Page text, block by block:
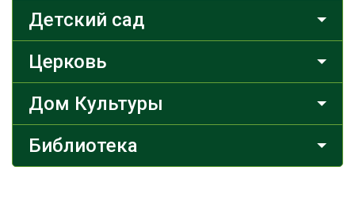
Детский сад
Церковь
Дом Культуры
Библиотека